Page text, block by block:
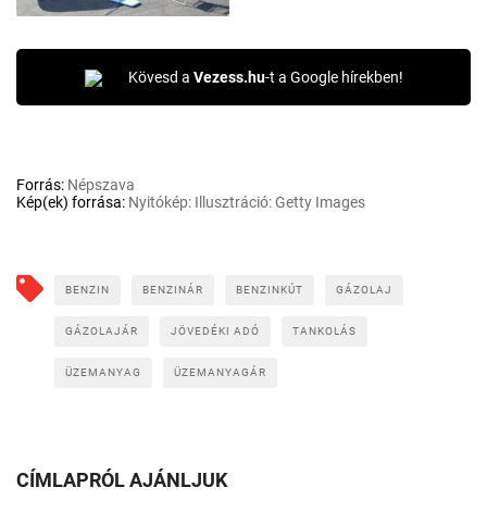
Kövesd a Vezess.hu-t a Google hírekben!
Forrás: Népszava
Kép(ek) forrása: Nyitókép: Illusztráció: Getty Images
BENZIN BENZINÁR BENZINKÚT GÁZOLAJ
GÁZOLAJÁR JÖVEDÉKI ADÓ TANKOLÁS
ÜZEMANYAG ÜZEMANYAGÁR
CÍMLAPRÓL AJÁNLJUK